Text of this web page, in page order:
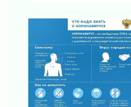
счетах
02 августа 2026
Пропавшего подростка
районе Ленобласти
02 августа 2026
Жителям Ленобласти
действовать при укусе
02 августа 2026